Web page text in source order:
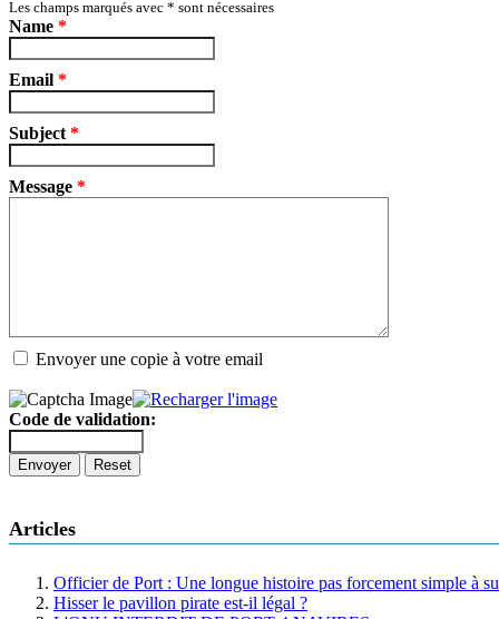
Les champs marqués avec * sont nécessaires
Name *
Email *
Subject *
Message *
Envoyer une copie à votre email
Code de validation:
Envoyer Reset
Articles
Officier de Port : Une longue histoire pas forcement simple à
Hisser le pavillon pirate est-il légal ?